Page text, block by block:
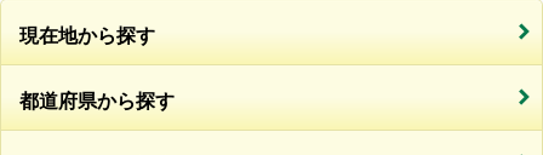
現在地から探す
都道府県から探す